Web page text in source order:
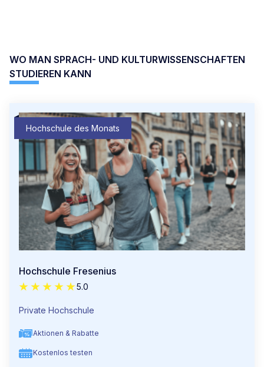
WO MAN SPRACH- UND KULTURWISSENSCHAFTEN
STUDIEREN KANN
Hochschule des Monats
Hochschule Fresenius
5.0
Private Hochschule
Aktionen & Rabatte
Kostenlos testen